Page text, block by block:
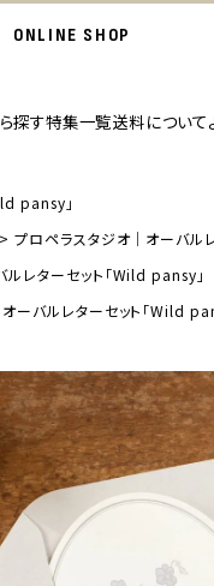
ONLINE SHOP
探す特集一覧送料について
pansy」
プロペラスタジオ｜オーバル
レターセット「Wild pansy」
ーバルレターセット「Wild